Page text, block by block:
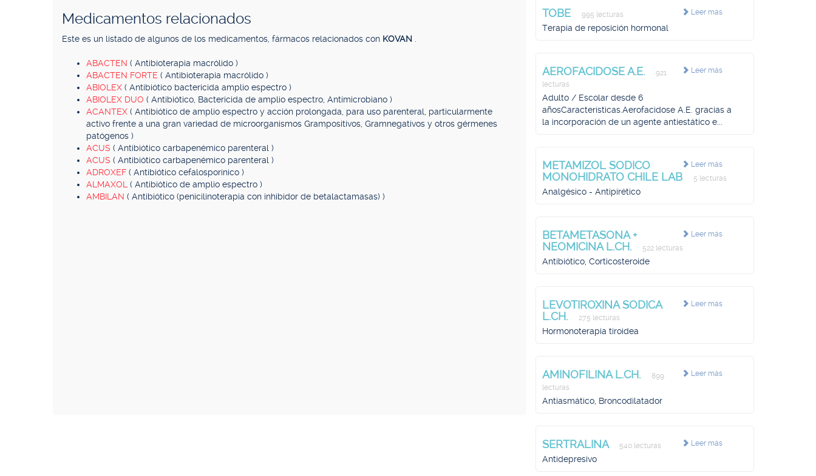
Medicamentos relacionados
Este es un listado de algunos de los medicamentos, fármacos relacionados con KOVAN
ABACTEN ( Antibioterapia macrólido )
ABACTEN FORTE ( Antibioterapia macrólido )
ABIOLEX ( Antibiótico bactericida amplio espectro )
ABIOLEX DUO ( Antibiótico, Bactericida de amplio espectro, Antimicrobiano )
ACANTEX ( Antibiótico de amplio espectro y acción prolongada, para uso parenteral, particularmente
activo frente a una gran variedad de microorganismos Grampositivos, Gramnegativos y otros gérmenes
patógenos )
ACUS ( Antibiótico carbapenémico parenteral )
ACUS ( Antibiótico carbapenémico parenteral )
ADROXEF ( Antibiótico cefalosporínico )
ALMAXOL ( Antibiótico de amplio espectro )
AMBILAN ( Antibiótico (penicilinoterapia con inhibidor de betalactamasas) )
Leer más
TOBE 995 lecturas
Terapia de reposición hormonal
Leer más
AEROFACIDOSE A.E.
921
lecturas
Adulto / Escolar desde 6
añosCaracterísticas.Aerofacidose A.E. gracias a
la incorporación de un agente antiestático e...
Leer más
METAMIZOL SODICO
MONOHIDRATO CHILE LAB
5 lecturas
Analgésico - Antipirético
Leer más
BETAMETASONA +
NEOMICINA L.CH.
522 lecturas
Antibiótico, Corticosteroide
Leer más
LEVOTIROXINA SODICA
L.CH.
275 lecturas
Hormonoterapia tiroidea
Leer más
AMINOFILINA L.CH.
899
lecturas
Antiasmático, Broncodilatador
Leer más
SERTRALINA 540 lecturas
Antidepresivo